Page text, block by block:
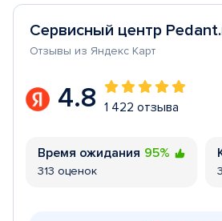
Сервисный центр
Отзывы из Яндекс Карт
4.8 1 422 отзыва
Время ожидания 95%
313 оценок